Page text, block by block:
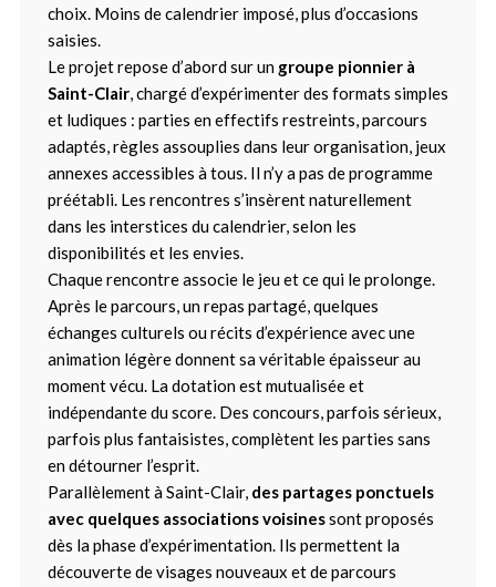
choix. Moins de calendrier imposé, plus d’occasions
saisies.
Le projet repose d’abord sur un groupe pionnier à
Saint-Clair, chargé d’expérimenter des formats simples
et ludiques : parties en effectifs restreints, parcours
adaptés, règles assouplies dans leur organisation, jeux
annexes accessibles à tous. Il n’y a pas de programme
préétabli. Les rencontres s’insèrent naturellement
dans les interstices du calendrier, selon les
disponibilités et les envies.
Chaque rencontre associe le jeu et ce qui le prolonge.
Après le parcours, un repas partagé, quelques
échanges culturels ou récits d’expérience avec une
animation légère donnent sa véritable épaisseur au
moment vécu. La dotation est mutualisée et
indépendante du score. Des concours, parfois sérieux,
parfois plus fantaisistes, complètent les parties sans
en détourner l’esprit.
Parallèlement à Saint-Clair, des partages ponctuels
avec quelques associations voisinessont proposés
dès la phase d’expérimentation. Ils permettent la
découverte de visages nouveaux et de parcours